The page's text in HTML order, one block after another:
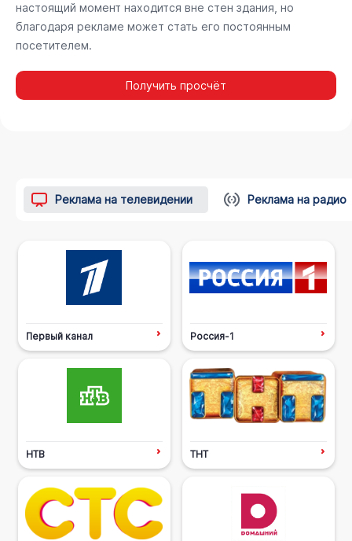
настоящий момент находится вне стен здания, но
благодаря рекламе может стать его постоянным
посетителем.
Получить просчёт
Реклама на телевидении Реклама на радио
Первый канал Россия-1
НТВ ТНТ